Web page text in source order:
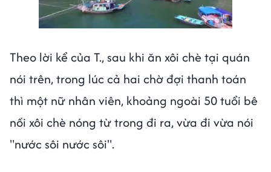
Next video in 1 Cancel
Theo lời kể của T., sau khi ăn xôi chè tại quán
nói trên, trong lúc cả hai chờ đợi thanh toán
thì một nữ nhân viên, khoảng ngoài 50 tuổi bê
nồi xôi chè nóng từ trong đi ra, vừa đi vừa nói
"nước sôi nước sôi".